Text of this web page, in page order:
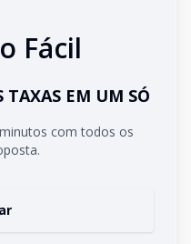
Fácil
TAXAS EM UM SÓ
com todos os